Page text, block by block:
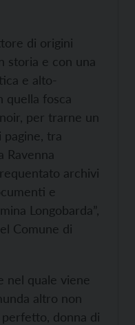
di origini
storia e con una
e alto-
quella fosca
per trarne un
tra
Ravenna
archivi
e
Longobarda”,
Comune di
nel quale viene
altro non
donna di